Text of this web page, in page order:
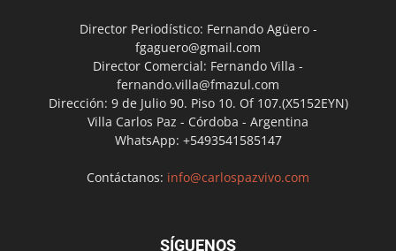
Director Periodístico: Fernando Agüero -
fgaguero@gmail.com
Director Comercial: Fernando Villa -
fernando.villa@fmazul.com
Dirección: 9 de Julio 90. Piso 10. Of 107.(X5152EYN)
Villa Carlos Paz - Córdoba - Argentina
WhatsApp: +5493541585147
Contáctanos: info@carlospazvivo.com
SÍGUENOS